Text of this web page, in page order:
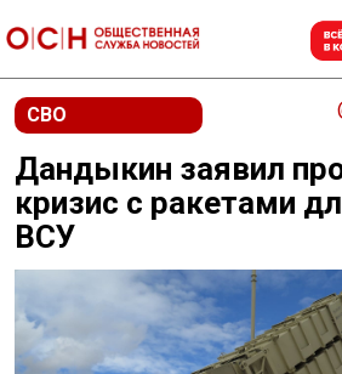
СВО
Дандыкин заявил
кризис с ракетами
ВСУ